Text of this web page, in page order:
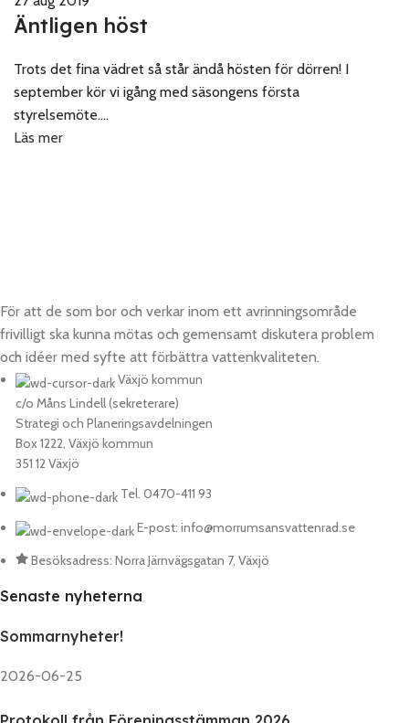
Äntligen höst
Trots det fina vädret så står ändå hösten för dörren! I
september kör vi igång med säsongens första
styrelsemöte....
Läs mer
För att de som bor och verkar inom ett avrinningsområde
frivilligt ska kunna mötas och gemensamt diskutera problem
och idéer med syfte att förbättra vattenkvaliteten.
Växjö kommun
c/o Måns Lindell (sekreterare)
Strategi och Planeringsavdelningen
Box 1222, Växjö kommun
351 12 Växjö
Tel. 0470-411 93
E-post: info@morrumsansvattenrad.se
Besöksadress: Norra Järnvägsgatan 7, Växjö
Senaste nyheterna
Sommarnyheter!
2026-06-25